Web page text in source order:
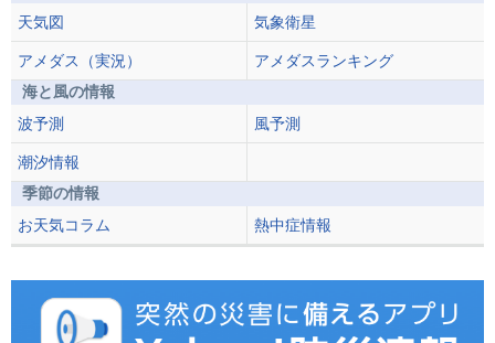
天気図
気象衛星
アメダス（実況）
アメダスランキング
海と風の情報
波予測
風予測
潮汐情報
季節の情報
お天気コラム
熱中症情報